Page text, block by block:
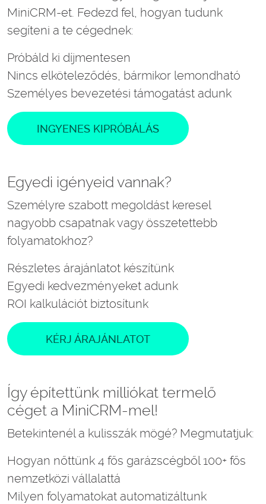
MiniCRM-et. Fedezd fel, hogyan tudunk
segíteni a te cégednek:
Próbáld ki díjmentesen
Nincs elköteleződés, bármikor lemondható
Személyes bevezetési támogatást adunk
INGYENES KIPRÓBÁLÁS
Egyedi igényeid vannak?
Személyre szabott megoldást keresel
nagyobb csapatnak vagy összetettebb
folyamatokhoz?
Részletes árajánlatot készítünk
Egyedi kedvezményeket adunk
ROI kalkulációt biztosítunk
KÉRJ ÁRAJÁNLATOT
Így építettünk milliókat termelő
céget a MiniCRM-mel!
Betekintenél a kulisszák mögé? Megmutatjuk:
Hogyan nőttünk 4 fős garázscégből 100+ fős
nemzetközi vállalattá
Milyen folyamatokat automatizáltunk